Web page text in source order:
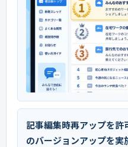
記事編集時再アップを許
のバージョンアップを実